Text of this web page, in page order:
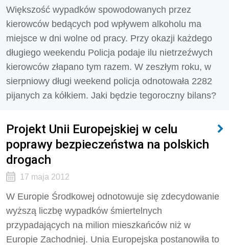
Większość wypadków spowodowanych przez
kierowców bedących pod wpływem alkoholu ma
miejsce w dni wolne od pracy. Przy okazji każdego
długiego weekendu Policja podaje ilu nietrzeźwych
kierowców złapano tym razem. W zeszłym roku, w
sierpniowy długi weekend policja odnotowała 2282
pijanych za kółkiem. Jaki będzie tegoroczny bilans?
Projekt Unii Europejskiej w celu
poprawy bezpieczeństwa na polskich
drogach
17 maja 2012
W Europie Środkowej odnotowuje się zdecydowanie
wyższą liczbę wypadków śmiertelnych
przypadających na milion mieszkańców niż w
Europie Zachodniej. Unia Europejska postanowiła to